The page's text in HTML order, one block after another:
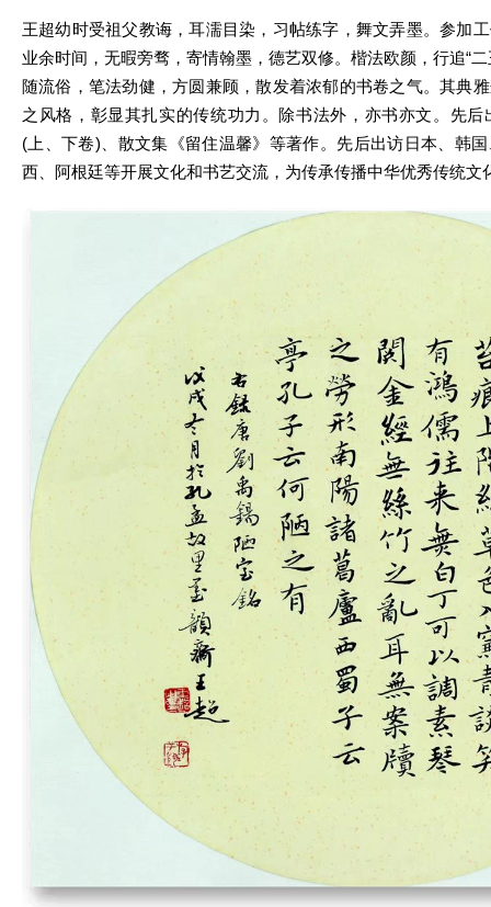
王超幼时受祖父教诲，耳濡目染，习帖练字，舞文弄墨。参加
业余时间，无暇旁骛，寄情翰墨，德艺双修。楷法欧颜，行追“
随流俗，笔法劲健，方圆兼顾，散发着浓郁的书卷之气。其典
之风格，彰显其扎实的传统功力。除书法外，亦书亦文。先
(上、下卷)、散文集《留住温馨》等著作。先后出访日本、韩
西、阿根廷等开展文化和书艺交流，为传承传播中华优秀传统文